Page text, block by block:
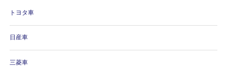
トヨタ車
日産車
三菱車